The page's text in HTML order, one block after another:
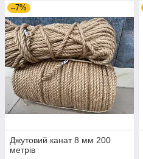
–7%
Джутовий канат 8 мм 200
метрів